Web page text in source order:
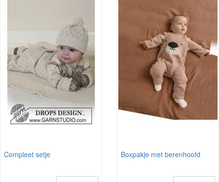
Compleet setje Boxpakje met berenhoofd